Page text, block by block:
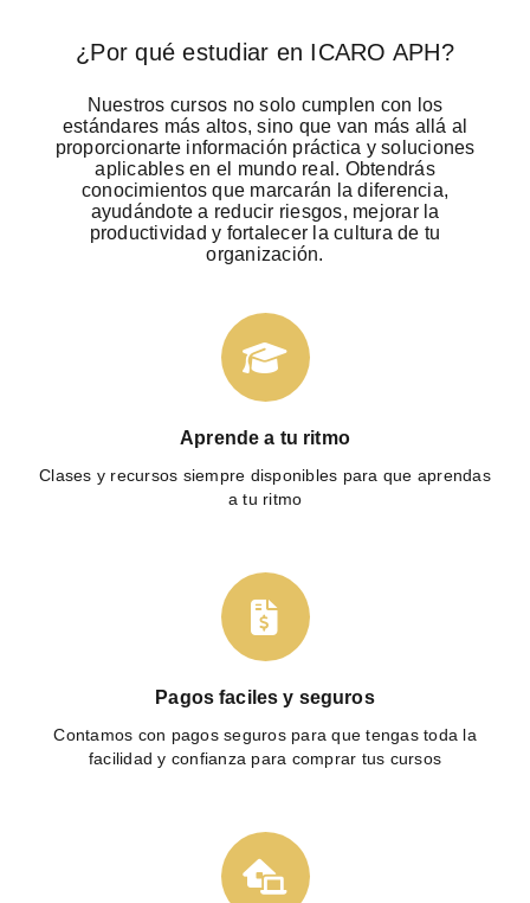
¿Por qué estudiar en ICARO APH?
Nuestros cursos no solo cumplen con los
estándares más altos, sino que van más allá al
proporcionarte información práctica y soluciones
aplicables en el mundo real. Obtendrás
conocimientos que marcarán la diferencia,
ayudándote a reducir riesgos, mejorar la
productividad y fortalecer la cultura de tu
organización.
Aprende a tu ritmo
Clases y recursos siempre disponibles para que aprendas
a tu ritmo
Pagos faciles y seguros
Contamos con pagos seguros para que tengas toda la
facilidad y confianza para comprar tus cursos